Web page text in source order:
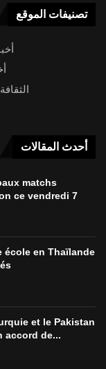
تصنيفات الموقع
أحدث المقالات
matchs
ce vendredi 7
école en Thaïlande
et le Pakistan
accord de...